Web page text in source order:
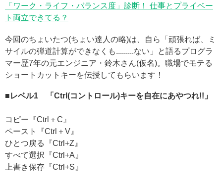
「ワーク・ライフ・バランス度」診断！ 仕事とプライベー
ト両立できてる？
今回のちょいたつ(ちょい達人の略)は、自ら「頑張れば、ミ
サイルの弾道計算ができなくも.........ない」と語るプログラ
マー歴7年の元エンジニア・鈴木さん(仮名)。職場でモテる
ショートカットキーを伝授してもらいます！
■レベル1 「Ctrl(コントロール)キーを自在にあやつれ!!」
コピー『Ctrl＋C』
ペースト『Ctrl＋V』
ひとつ戻る『Ctrl+Z』
すべて選択『Ctrl+A』
上書き保存『Ctrl+S』